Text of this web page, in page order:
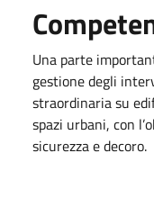
Una parte
gestione degli
straordinaria su
spazi urbani, con
sicurezza e decoro.